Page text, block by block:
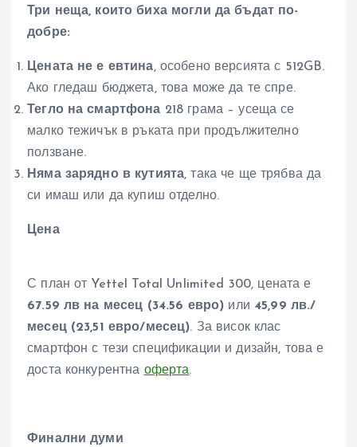
Три неща, които биха могли да бъдат по-
добре:
Цената не е евтина, особено версията с 512GB.
Ако гледаш бюджета, това може да те спре.
Тегло на смартфона 218 грама – усеща се
малко тежичък в ръката при продължително
ползване.
Няма зарядно в кутията, така че ще трябва да
си имаш или да купиш отделно.
Цена
С план от Yettel Total Unlimited 300, цената е
67.59 лв на месец (34.56 евро) или 45,99 лв./
месец (23,51 евро/месец). За висок клас
смартфон с тези спецификации и дизайн, това е
доста конкурентна оферта.
Финални думи